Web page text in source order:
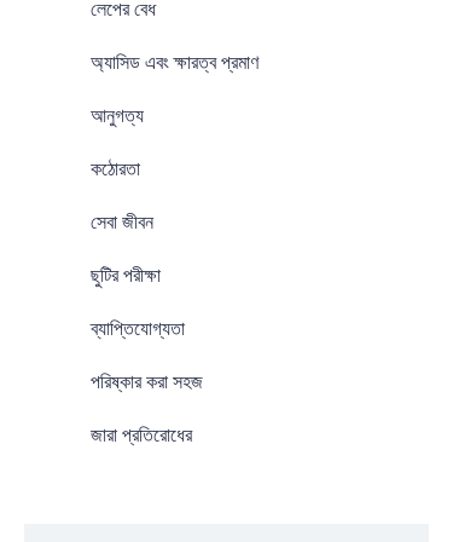
লেপের বেধ
অ্যাসিড এবং ক্ষারত্ব প্রমাণ
আনুগত্য
কঠোরতা
সেবা জীবন
ছুটির পরীক্ষা
ব্যাপ্তিযোগ্যতা
পরিষ্কার করা সহজ
জারা প্রতিরোধের